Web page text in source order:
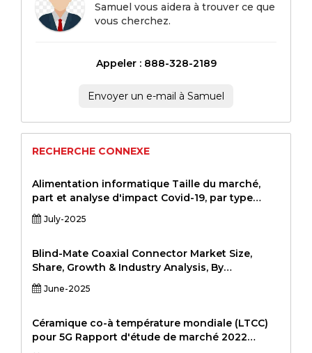
Samuel vous aidera à trouver ce que
vous cherchez.
Appeler : 888-328-2189
Envoyer un e-mail à Samuel
RECHERCHE CONNEXE
Alimentation informatique Taille du marché,
part et analyse d'impact Covid-19, par type
(alimentation AC, alimentation électrique DC),
par puissance de sortie (faible, moyen, élevé),
portables) et par région (Amérique du Nord,
Europe, Asie-Pacifique, Amérique latine, Moyen-
Orient et Afrique), Analyse et prévision 2022-
2028
July-2025
Blind-Mate Coaxial Connector Market Size,
Share, Growth & Industry Analysis, By
Connector Type (SMPM, SMP, Mini-SMP, BMA,
BMZ, Others), By Frequency Range (Up to 6 GHz,
Application (Telecom, Aerospace & Defense,
Data Centers, Test & Measurement, Automotive,
June-2025
Céramique co-à température mondiale (LTCC)
pour 5G Rapport d'étude de marché 2022